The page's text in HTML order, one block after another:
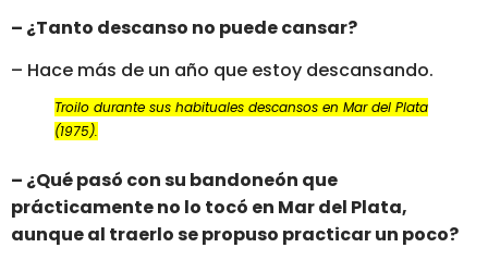
– ¿Tanto descanso no puede cansar?
– Hace más de un año que estoy descansando.
Troilo durante sus habituales descansos en Mar del Plata
(1975).
– ¿Qué pasó con su bandoneón que
prácticamente no lo tocó en Mar del Plata,
aunque al traerlo se propuso practicar un poco?